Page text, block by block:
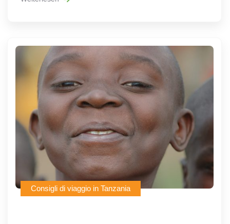
Consigli di viaggio in Tanzania